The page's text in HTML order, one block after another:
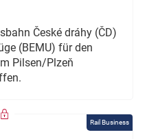
České dráhy (ČD)
(BEMU) für den
Pilsen/Plzeň
Rail Business